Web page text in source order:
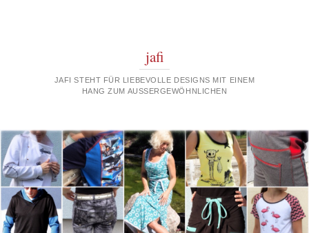
jafi
JAFI STEHT FÜR LIEBEVOLLE DESIGNS MIT EINEM
HANG ZUM AUSSERGEWÖHNLICHEN